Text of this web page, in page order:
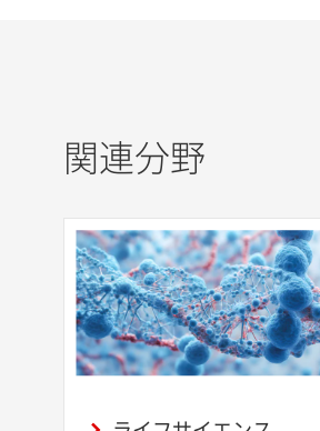
関連分野